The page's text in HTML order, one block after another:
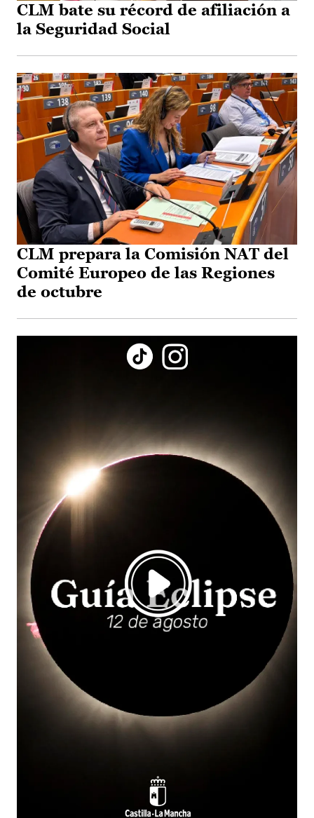
CLM bate su récord de afiliación a
la Seguridad Social
CLM prepara la Comisión NAT del
Comité Europeo de las Regiones
de octubre